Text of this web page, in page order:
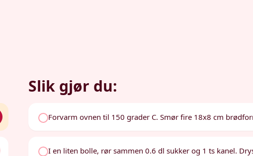
Slik gjør du:
Forvarm ovnen til 150 grader C. Smør fire 18x8 cm
I en liten bolle, rør sammen 0.6 dl sukker og 1 ts kanel.